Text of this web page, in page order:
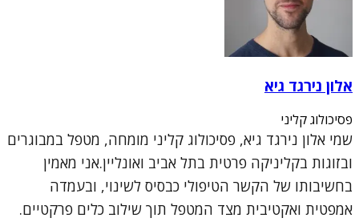
אלון נירגד גיא
פסיכולוג קליני
שמי אלון נירגד גיא, פסיכולוג קליני מומחה, מטפל במבוגרים
ובזוגות בקליניקה פרטית בתל אביב ואונליין.אני מאמין
בחשיבותו של הקשר הטיפולי כבסיס לשינוי, ובעמדה
אמפטית ואקטיבית מצד המטפל תוך שילוב כלים פרקטיים.